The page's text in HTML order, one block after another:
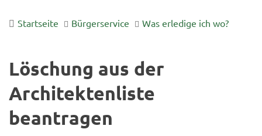
Startseite Bürgerservice Was erledige ich wo?
Löschung aus der
Architektenliste
beantragen